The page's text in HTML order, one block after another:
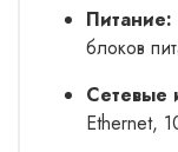
Питание:
блоков
Сетевые
Ethernet,